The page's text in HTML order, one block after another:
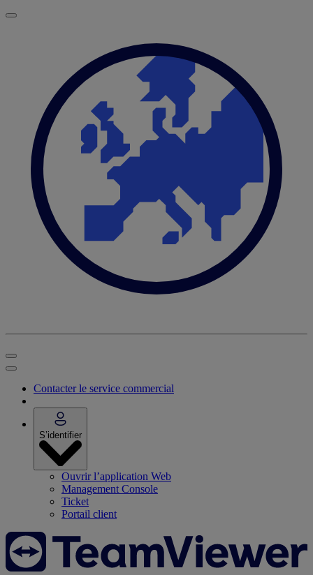
Contacter le service commercial
S’identifier
Ouvrir l’application Web
Management Console
Ticket
Portail client